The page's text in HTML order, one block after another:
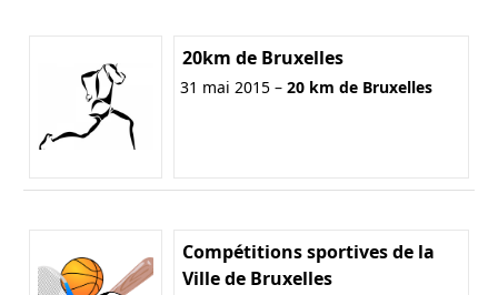
20km de Bruxelles
31 mai 2015 – 20 km de Bruxelles
Compétitions sportives de la
Ville de Bruxelles